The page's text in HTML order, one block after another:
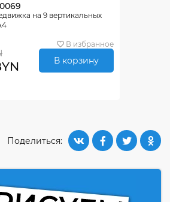
на 9 вертикальных
В избранное
В корзину
Поделиться: